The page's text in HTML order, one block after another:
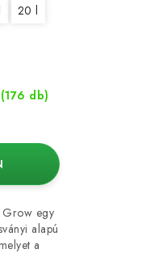
20 l
(176 db)
Grow egy
alapú
a